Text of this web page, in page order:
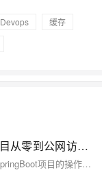
Devops
缓存
阿里云ECS云服务器部署SpringBoot项目从零到公网访问全指南
本文提供了一份完整的阿里云ECS云服务器部署SpringBoot项目的操作指南。从ECS实例的选购、地域选择、安全组端口配置入手，逐步讲解Linux服务器初始化、JDK环境安装、MySQL与Redis数据库部署、SpringBoot项目Maven打包、JAR包上传、后台启动与进程守护（Systemd）、Nginx反向代理与域名绑定、SSL证书配置HTTPS，以及JVM内存调优与常见问题排查。全文涵盖命令行代码与配置文件示例，帮助开发者将本地SpringBoot应用顺利部署到公网，实现稳定可访问的生产级服务。